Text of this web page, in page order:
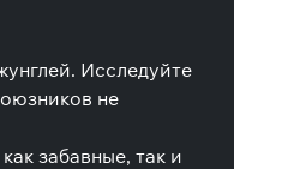
Исследуйте
не
забавные, так и